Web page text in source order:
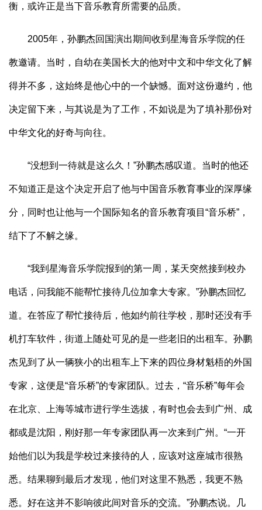
衡，或许正是当下音乐教育所需要的品质。
2005年，孙鹏杰回国演出期间收到星海音乐学院的任
教邀请。当时，自幼在美国长大的他对中文和中华文化了解
得并不多，这始终是他心中的一个缺憾。面对这份邀约，他
决定留下来，与其说是为了工作，不如说是为了填补那份对
中华文化的好奇与向往。
“没想到一待就是这么久！”孙鹏杰感叹道。当时的他还
不知道正是这个决定开启了他与中国音乐教育事业的深厚缘
分，同时也让他与一个国际知名的音乐教育项目“音乐桥”，
结下了不解之缘。
“我到星海音乐学院报到的第一周，某天突然接到校办
电话，问我能不能帮忙接待几位加拿大专家。”孙鹏杰回忆
道。在答应了帮忙接待后，他如约前往学校，那时还没有手
机打车软件，街道上随处可见的是一些老旧的出租车。孙鹏
杰见到了从一辆狭小的出租车上下来的四位身材魁梧的外国
专家，这便是“音乐桥”的专家团队。过去，“音乐桥”每年会
在北京、上海等城市进行学生选拔，有时也会去到广州、成
都或是沈阳，刚好那一年专家团队再一次来到广州。“一开
始他们以为我是学校过来接待的人，应该对这座城市很熟
悉。结果聊到最后才发现，他们对这里不熟悉，我更不熟
悉。好在这并不影响彼此间对音乐的交流。”孙鹏杰说。几